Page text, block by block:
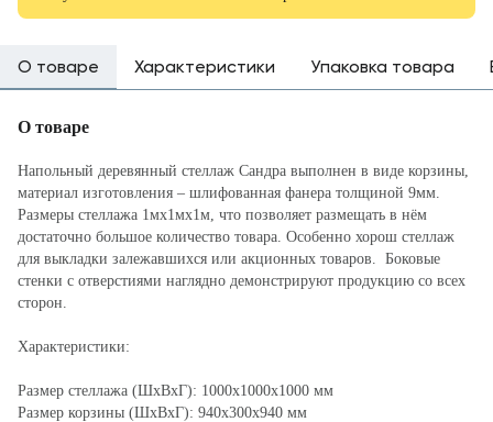
О товаре Характеристики Упаковка товара
О товаре
Напольный деревянный стеллаж Сандра выполнен в виде корзины,
материал изготовления – шлифованная фанера толщиной 9мм.
Размеры стеллажа 1мх1мх1м, что позволяет размещать в нём
достаточно большое количество товара. Особенно хорош стеллаж
для выкладки залежавшихся или акционных товаров. Боковые
стенки с отверстиями наглядно демонстрируют продукцию со всех
сторон.
Характеристики:
Размер стеллажа (ШхВхГ): 1000х1000х1000 мм
Размер корзины (ШхВхГ): 940х300х940 мм